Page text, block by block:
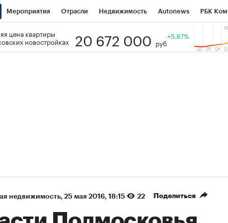
Мероприятия Отрасли Недвижимость Autonews РБК
РБК РБК Образование Тренды
цена квартиры
новостройках
20 672 000 руб
+5.87%
недвижимость⁠, 25 мая 2016, 18:15 22 Поделиться